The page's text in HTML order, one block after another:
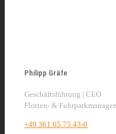
Philipp Gräfe
Geschäftsführung | CEO
Flotten- &
+49 361 65 75 43-0